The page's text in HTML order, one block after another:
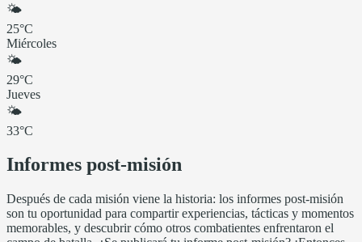
🌤
25°C
Miércoles
🌤
29°C
Jueves
🌤
33°C
Informes post-misión
Después de cada misión viene la historia: los informes post-misión
son tu oportunidad para compartir experiencias, tácticas y momentos
memorables, y descubrir cómo otros combatientes enfrentaron el